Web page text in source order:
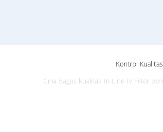
Kontrol Kualitas
Cina Bagus kualitas In-Line IV Filter